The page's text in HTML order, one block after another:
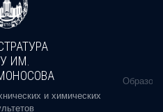
ИМ.
и химических